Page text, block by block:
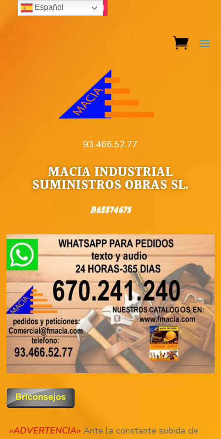
93.466.52.77
MACIA INDUSTRIAL
SUMINISTROS OBRAS SL.
B65574675
»ADVERTENCIA» Ante la constante subida de
Español